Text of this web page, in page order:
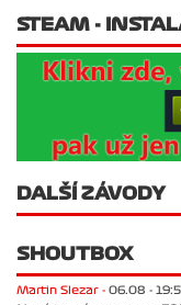
STEAM -
DALŠÍ ZÁVODY
SHOUTBOX
Martin Slezar - 06.08 -